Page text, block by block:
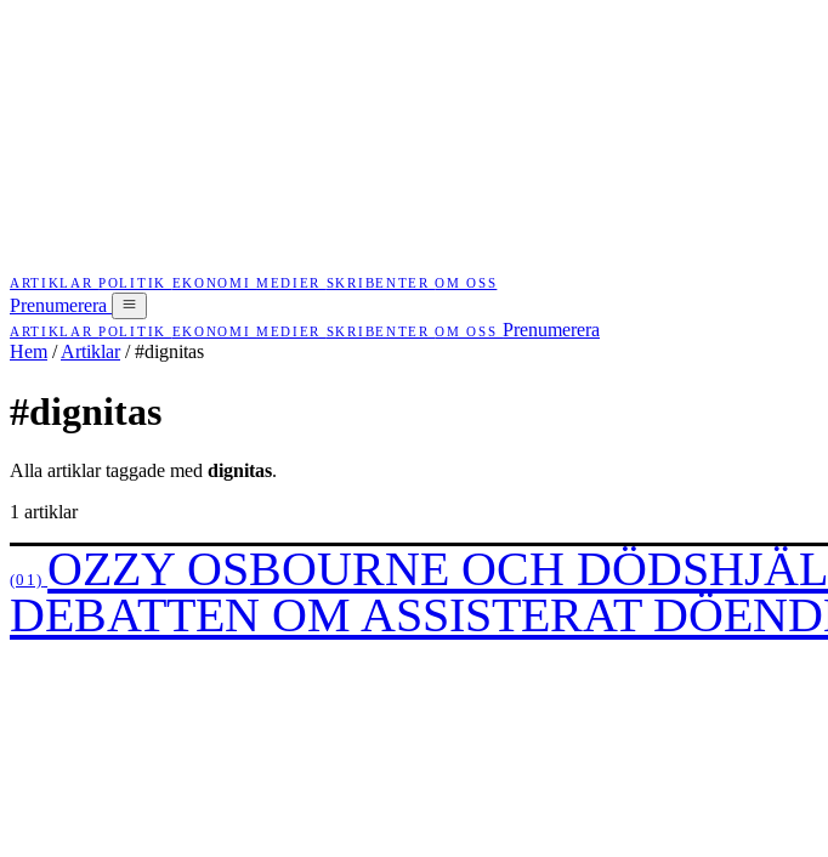
ARTIKLARPOLITIK EKONOMIMEDIER SKRIBENTEROM OSS
Prenumerera
ARTIKLARPOLITIK EKONOMIMEDIER SKRIBENTEROM OSS Prenumerera
Hem / Artiklar / #dignitas
#dignitas
Alla artiklar taggade med dignitas.
1 artiklar
(01) OZZY OSBOURNE OCH
DEBATTEN OM ASSISTERAT